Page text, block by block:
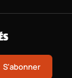
S'abonner